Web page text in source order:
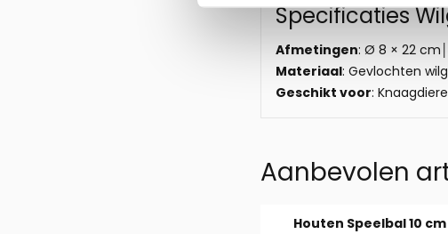
Specificaties
Afmetingen: Ø 8 × 22
Materiaal: Gevlochten
Geschikt voor:
Aanbevolen
Houten Speelbal 10 cm